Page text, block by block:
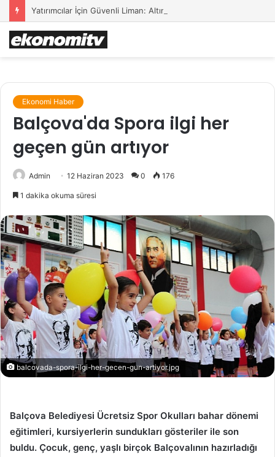
Yatırımcılar İçin Güvenli Liman: Altın Hâlâ İlk Sırada mı?
Ekonomi Haber
Balçova'da Spora ilgi her
geçen gün artıyor
Admin 12 Haziran 2023 0 176
1 dakika okuma süresi
balcovada-spora-ilgi-her-gecen-gun-artiyor.jpg
Balçova Belediyesi Ücretsiz Spor Okulları bahar dönemi
eğitimleri, kursiyerlerin sundukları gösteriler ile son
buldu. Çocuk, genç, yaşlı birçok Balçovalının hazırladığı